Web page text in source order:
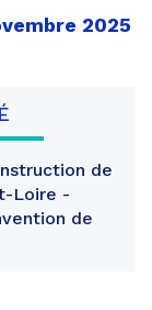
2025
de
Loire -
de